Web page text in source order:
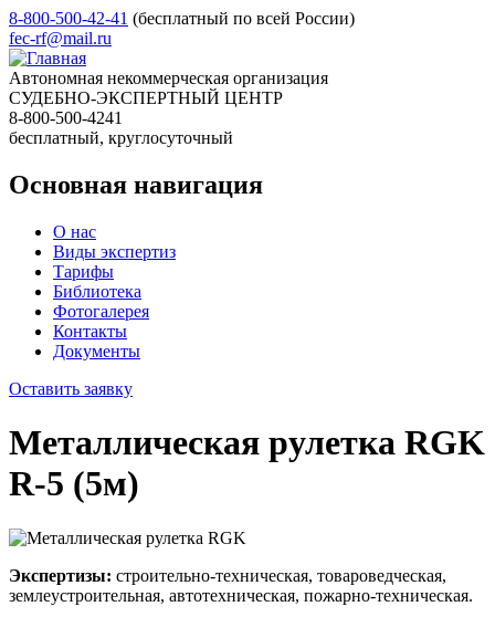
8-800-500-42-41 (бесплатный по всей России)
fec-rf@mail.ru
Автономная некоммерческая организация
СУДЕБНО-ЭКСПЕРТНЫЙ ЦЕНТР
8-800-500-4241
бесплатный, круглосуточный
Основная навигация
О нас
Виды экспертиз
Тарифы
Библиотека
Фотогалерея
Контакты
Документы
Оставить заявку
Металлическая рулетка RGK
R-5 (5м)
Экспертизы: строительно-техническая, товароведческая,
землеустроительная, автотехническая, пожарно-техническая.